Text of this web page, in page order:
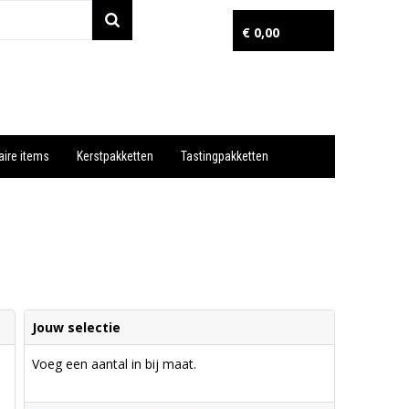
€ 0,00
items Kerstpakketten Tastingpakketten
Jouw selectie
Voeg een aantal in bij maat.